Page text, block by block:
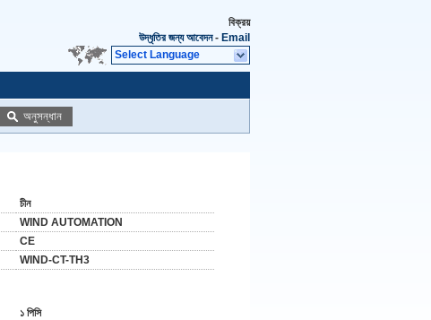
বিক্রয়
উদ্ধৃতির জন্য আবেদন- Email
Select Language
অনুসন্ধান
চীন
WIND AUTOMATION
CE
WIND-CT-TH3
১ পিসি